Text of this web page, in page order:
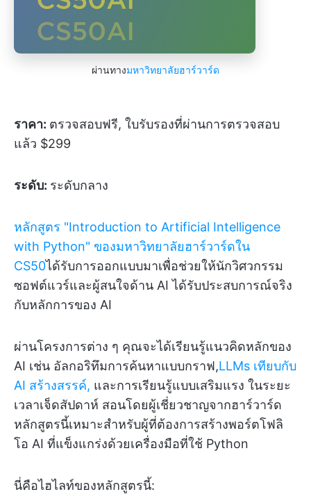
ผ่านทางมหาวิทยาลัยฮาร์วาร์ด
ราคา: ตรวจสอบฟรี, ใบรับรองที่ผ่านการตรวจสอบ
แล้ว $299
ระดับ: ระดับกลาง
หลักสูตร "Introduction to Artificial Intelligence
with Python" ของมหาวิทยาลัยฮาร์วาร์ดใน
CS50ได้รับการออกแบบมาเพื่อช่วยให้นักวิศวกรรม
ซอฟต์แวร์และผู้สนใจด้าน AI ได้รับประสบการณ์จริง
กับหลักการของ AI
ผ่านโครงการต่าง ๆ คุณจะได้เรียนรู้แนวคิดหลักของ
AI เช่น อัลกอริทึมการค้นหาแบบกราฟ,LLMs เทียบกับ
AI สร้างสรรค์, และการเรียนรู้แบบเสริมแรง ในระยะ
เวลาเจ็ดสัปดาห์ สอนโดยผู้เชี่ยวชาญจากฮาร์วาร์ด
หลักสูตรนี้เหมาะสำหรับผู้ที่ต้องการสร้างพอร์ตโฟลิ
โอ AI ที่แข็งแกร่งด้วยเครื่องมือที่ใช้ Python
นี่คือไฮไลท์ของหลักสูตรนี้: